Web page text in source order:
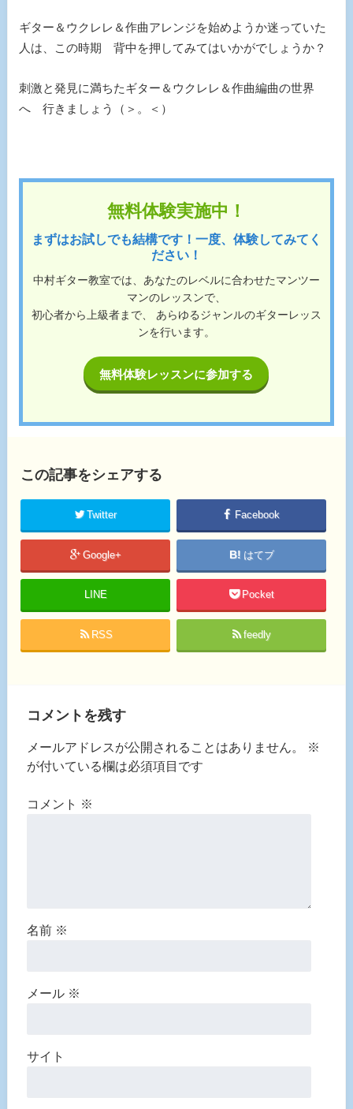
ギター＆ウクレレ＆作曲アレンジを始めようか迷っていた
人は、この時期 背中を押してみてはいかがでしょうか？
刺激と発見に満ちたギター＆ウクレレ＆作曲編曲の世界
へ 行きましょう（＞。＜）
無料体験実施中！
まずはお試しでも結構です！一度、体験してみてく
ださい！
中村ギター教室では、あなたのレベルに合わせたマンツー
マンのレッスンで、
初心者から上級者まで、 あらゆるジャンルのギターレッス
ンを行います。
無料体験レッスンに参加する
この記事をシェアする
Twitter Facebook
Google+ はてブ
LINE Pocket
RSS feedly
コメントを残す
メールアドレスが公開されることはありません。
※
が付いている欄は必須項目です
コメント ※
名前 ※
メール ※
サイト